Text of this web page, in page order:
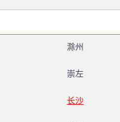
滁州
崇左
长沙